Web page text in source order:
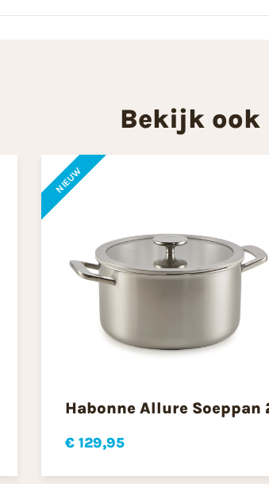
Bekijk ook
NIEUW
Habonne Allure Soeppan
€ 129,95